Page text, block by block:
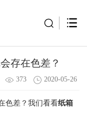
存在色差？
373 2020-05-26
色差？我们看看纸箱